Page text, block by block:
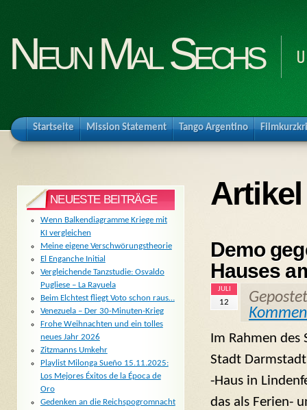
Neun Mal Sechs
Startseite Mission Statement Tango Argentino
Demo
Hauses
JULI
12
Im Rahmen des
Stadt
-Haus in
das als Ferien-
NEUESTE BEITRÄGE
Wenn Balkendiagramme Kriege mit
KI vergleichen
Meine eigene Verschwörungstheorie
El Enganche Initial
Vergleichende Tanzstudie: Osvaldo
Pugliese – La Rayuela
Beim Elchtest fliegt Voto schon raus…
Venezuela – Der 30-Minuten-Krieg
Frohe Weihnachten und ein tolles
neues Jahr 2026
Zitzmanns Umkehr
Playlist Milonga Sueño 15.11.2025:
Los Mejores Éxitos de la Época de
Oro
Gedenken an die Reichspogromnacht